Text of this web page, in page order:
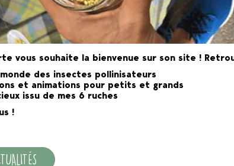
vous souhaite la bienvenue sur son site !
des insectes pollinisateurs
et animations pour petits et grands
issu de mes 6 ruches
!